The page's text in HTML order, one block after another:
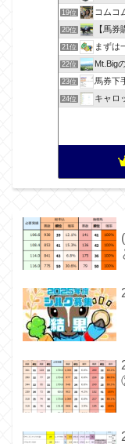
19位 コムコ
20位 【馬券
21位 まずは
22位 Mt.Big
23位 馬券下
24位 キャロ